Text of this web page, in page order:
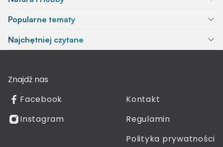
Popularne tematy
Najchętniej czytane
Znajdź nas
Facebook
Instagram
Kontakt
Regulamin
Polityka prywatności